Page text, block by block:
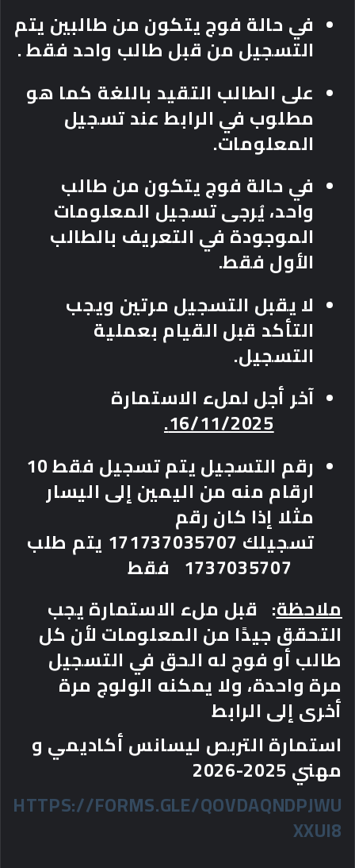
في حالة فوجيتكون من طالبين يتم
التسجيل من قبل طالب واحد فقط.
على الطالب التقيد باللغة كما هو
مطلوب في الرابط عند تسجيل
المعلومات.
في حالة فوج يتكون من طالب
واحد، يُرجى تسجيل المعلومات
الموجودة في التعريف بالطالب
الأول فقط.
لا يقبل التسجيل مرتين ويجب
التأكد قبل القيام بعملية
التسجيل.
آخر أجل لملء الاستمارة
16/11/2025.
رقم التسجيل يتم تسجيل فقط 10
ارقام منه من اليمين إلى اليسار
مثلا إذا كان رقم
تسجيلك يتم طلب
1737035707 فقط
ملاحظة: قبل ملء الاستمارة يجب
التحقق جيدًا من المعلومات لأن كل
طالب أو فوج له الحق في التسجيل
مرة واحدة، ولا يمكنه الولوج مرة
أخرى إلى الرابط
استمارة التربص ليسانس أكاديمي و
مهني 2025-2026
HTTPS://FORMS.GLE/QOVDAQNDPJWU
XXUI8